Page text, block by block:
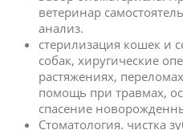
ветеринар
анализ.
стерилизация кошек и
собак, хиругические
растяжениях,
помощь при травмах,
спасение
Стоматология. чистка